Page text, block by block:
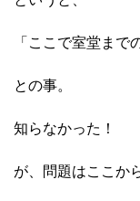
「ここで室堂まで
との事。
知らなかった！
が、問題はここか